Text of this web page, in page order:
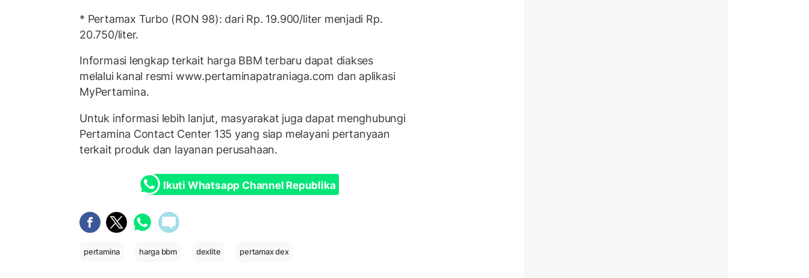
* Pertamax Turbo (RON 98): dari Rp. 19.900/liter menjadi Rp.
20.750/liter.
Informasi lengkap terkait harga BBM terbaru dapat diakses
melalui kanal resmi www.pertaminapatraniaga.com dan aplikasi
MyPertamina.
Untuk informasi lebih lanjut, masyarakat juga dapat menghubungi
Pertamina Contact Center 135 yang siap melayani pertanyaan
terkait produk dan layanan perusahaan.
Ikuti Whatsapp Channel Republika
pertamina harga bbm dexlite pertamax dex